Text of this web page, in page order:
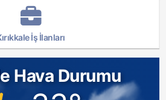
İş İlanları
Hava Durumu